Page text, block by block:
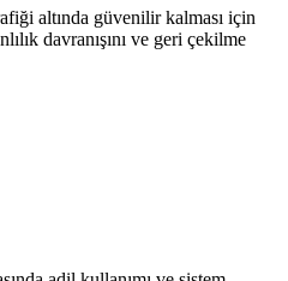
altında güvenilir kalması için
davranışını ve geri çekilme